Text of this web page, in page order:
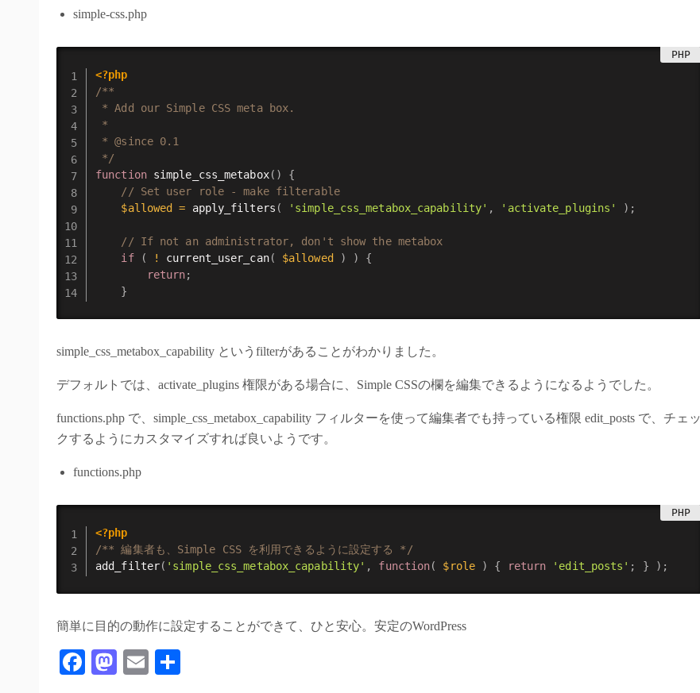
simple-css.php
<?php
/**
* Add our Simple CSS meta box.
*
* @since 0.1
*/
function simple_css_metabox( )
{
// Set user role - make filterable
$allowed = apply_filters ( 'simple_css_metabox_capability' , 'activate_plugins' ) ;
// If not an administrator, don't show the metabox
if
( ! current_user_can( $allowed ) )
{
return;
}
simple_css_metabox_capability というfilterがあることがわかりました。
デフォルトでは、activate_plugins 権限がある場合に、Simple CSSの欄を編集できるようになるようでした。
functions.php で、simple_css_metabox_capability フィルターを使って編集者でも持っている権限 edit_posts で、チェッ
クするようにカスタマイズすれば良いようです。
functions.php
<?php
/** 編集者も、Simple CSS を利用できるように設定する */
add_filter( 'simple_css_metabox_capability' , function( $role ) { return 'edit_posts' ; } ) ;
簡単に目的の動作に設定することができて、ひと安心。安定のWordPress
Fa M
E